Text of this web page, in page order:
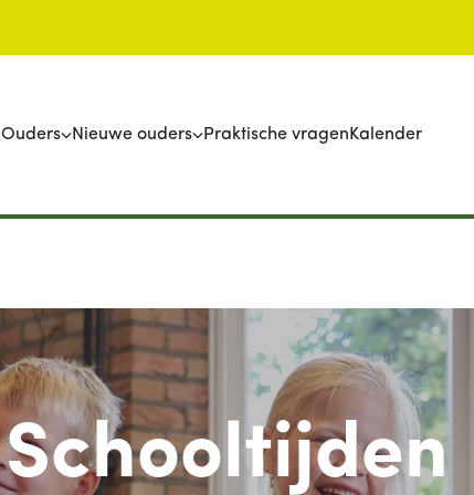
Ouders Nieuwe ouders Praktische vragenKalender
Schooltijden